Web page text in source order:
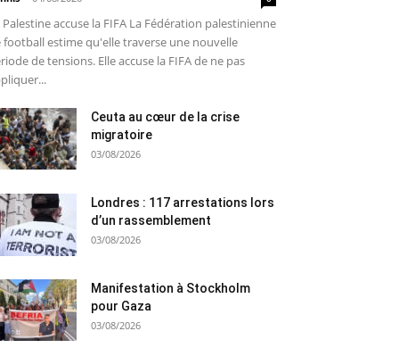
Palestine accuse la FIFA La Fédération palestinienne
football estime qu'elle traverse une nouvelle
de tensions. Elle accuse la FIFA de ne pas
Ceuta au cœur de la crise
migratoire
03/08/2026
Londres : 117 arrestations lors
d’un rassemblement
03/08/2026
Manifestation à Stockholm
pour Gaza
03/08/2026